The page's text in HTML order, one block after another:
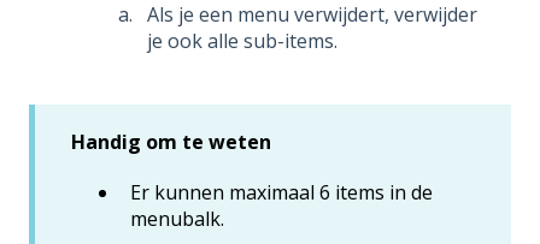
Als je een menu verwijdert, verwijder
je ook alle sub-items.
Handig om te weten
Er kunnen maximaal 6 items in de
menubalk.